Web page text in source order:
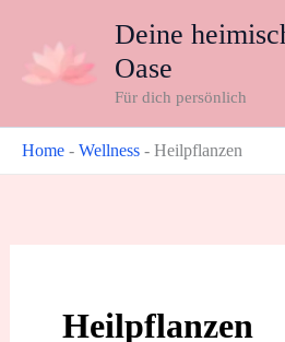
springen
Deine
Oase
Für dich persönlich
Home - Wellness - Heilpflanzen
Heilpflanzen